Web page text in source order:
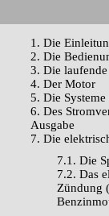
1. Die
2. Die
3. Die
4. Der Motor
5. Die
6. Des
Ausgabe
7. Die
7.1. Die
7.2. Das
Zündung